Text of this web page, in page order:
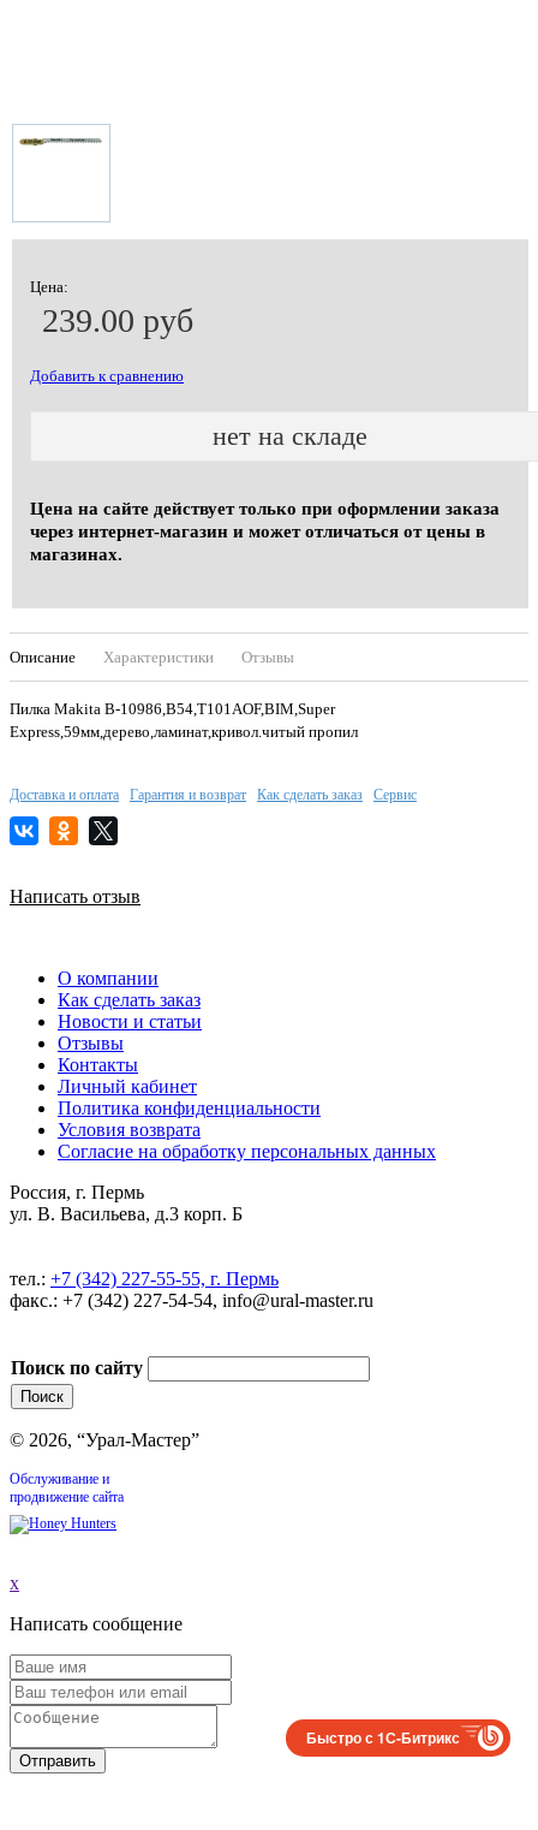
Цена:
239.00 руб
Добавить к сравнению
нет на складе
Цена на сайте действует только при оформлении заказа
через интернет-магазин и может отличаться от цены в
магазинах.
Описание Характеристики Отзывы
Пилка Makita B-10986,B54,T101AOF,BIM,Super
Express,59мм,дерево,ламинат,кривол.читый пропил
Доставка и оплата Гарантия и возврат Как сделать заказ Сервис
Написать отзыв
О компании
Как сделать заказ
Новости и статьи
Отзывы
Контакты
Личный кабинет
Политика конфиденциальности
Условия возврата
Согласие на обработку персональных данных
Россия, г. Пермь
ул. В. Васильева, д.3 корп. Б
тел.: +7 (342) 227-55-55, г. Пермь
факс.: +7 (342) 227-54-54, info@ural-master.ru
Поиск по сайту
© 2026, “Урал-Мастер”
Обслуживание и
продвижение сайта
x
Написать сообщение
Отправить
Быстро с 1С-Битрикс